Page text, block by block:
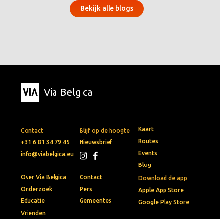
Bekijk alle blogs
Via Belgica
Contact
+31 6 81 34 79 45
info@viabelgica.eu
Blijf op de hoogte
Nieuwsbrief
Download de app
Apple App Store
Google Play Store
Kaart
Routes
Events
Blog
Over Via Belgica
Onderzoek
Educatie
Vrienden
Contact
Pers
Gemeentes